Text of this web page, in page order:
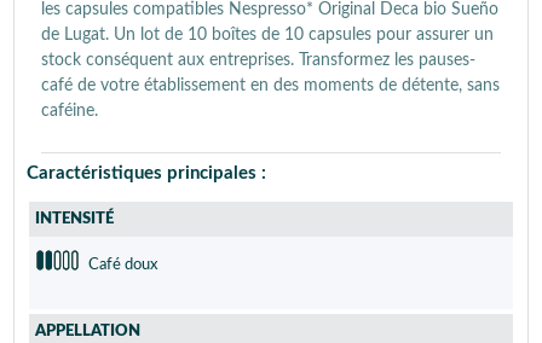
les capsules compatibles Nespresso* Original Deca bio Sueño
de Lugat. Un lot de 10 boîtes de 10 capsules pour assurer un
stock conséquent aux entreprises. Transformez les pauses-
café de votre établissement en des moments de détente, sans
caféine.
Caractéristiques principales :
INTENSITÉ
Café doux
APPELLATION